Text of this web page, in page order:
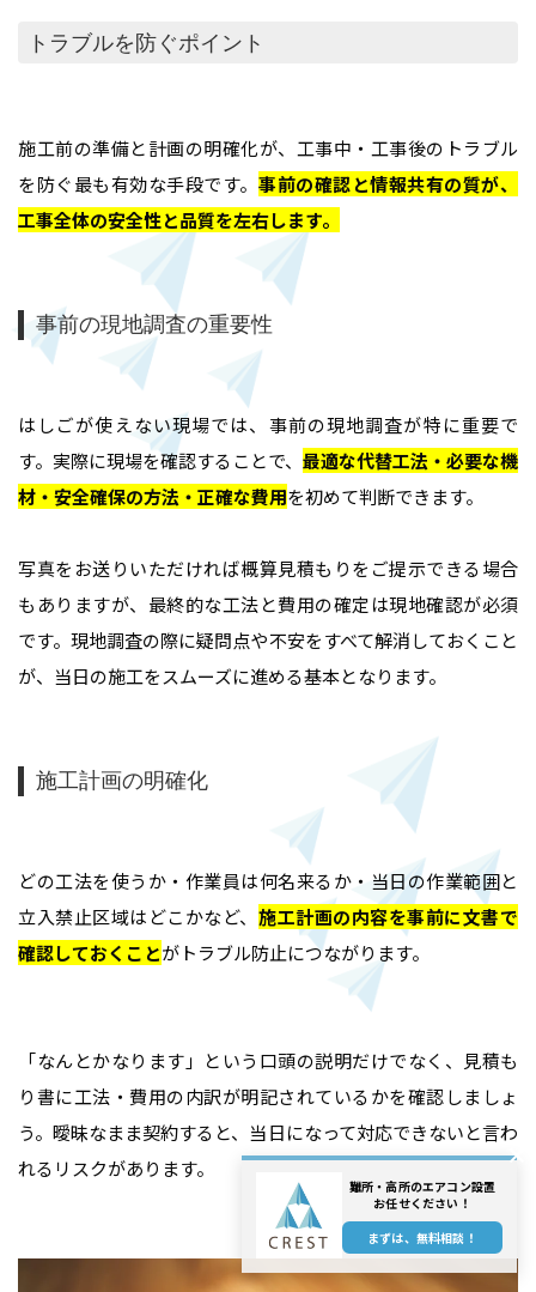
トラブルを防ぐポイント
施工前の準備と計画の明確化が、工事中・工事後のトラブル
を防ぐ最も有効な手段です。 事前の確認と情報共有の質が、
工事全体の安全性と品質を左右します。
事前の現地調査の重要性
はしごが使えない現場では、事前の現地調査が特に重要で
す。実際に現場を確認することで、 最適な代替工法・必要な機
材・安全確保の方法・正確な費用を初めて判断できます。
写真をお送りいただければ概算見積もりをご提示できる場合
もありますが、最終的な工法と費用の確定は現地確認が必須
です。現地調査の際に疑問点や不安をすべて解消しておくこと
が、当日の施工をスムーズに進める基本となります。
施工計画の明確化
どの工法を使うか・作業員は何名来るか・当日の作業範囲と
立入禁止区域はどこかなど、 施工計画の内容を事前に文書で
確認しておくことがトラブル防止につながります。
「なんとかなります」という口頭の説明だけでなく、見積も
り書に工法・費用の内訳が明記されているかを確認しましょ
う。曖昧なまま契約すると、当日になって対応できないと言わ
れるリスクがあります。
難所・高所のエアコン設置
お任せください！
まずは、無料相談！